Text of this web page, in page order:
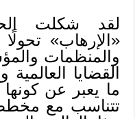
لقد شكلت
«الإرهاب»
والمنظمات
القضايا
ما يعبر عن
تتناسب مع